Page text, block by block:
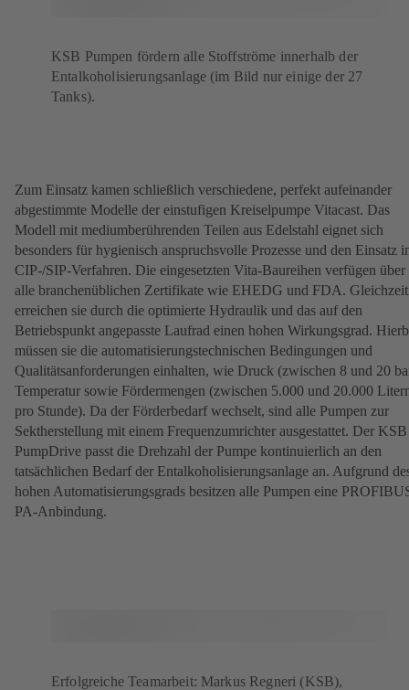
KSB Pumpen fördern alle Stoffströme innerhalb der
Entalkoholisierungsanlage (im Bild nur einige der 27
Tanks).
Zum Einsatz kamen schließlich verschiedene, perfekt aufeinander
abgestimmte Modelle der einstufigen Kreiselpumpe Vitacast. Das
Modell mit mediumberührenden Teilen aus Edelstahl eignet sich
besonders für hygienisch anspruchsvolle Prozesse und den Einsatz
CIP-/SIP-Verfahren. Die eingesetzten Vita-Baureihen verfügen über
alle branchenüblichen Zertifikate wie EHEDG und FDA.
erreichen sie durch die optimierte Hydraulik und das auf den
Betriebspunkt angepasste Laufrad einen hohen Wirkungsgrad.
müssen sie die automatisierungstechnischen Bedingungen und
Qualitätsanforderungen einhalten, wie Druck (zwischen 8 und 20
Temperatur sowie Fördermengen (zwischen 5.000 und 20.000
pro Stunde). Da der Förderbedarf wechselt, sind alle Pumpen zur
Sektherstellung mit einem Frequenzumrichter ausgestattet. Der KSB
PumpDrive passt die Drehzahl der Pumpe kontinuierlich an den
tatsächlichen Bedarf der Entalkoholisierungsanlage an. Aufgrund
hohen Automatisierungsgrads besitzen alle Pumpen eine
PA-Anbindung.
Erfolgreiche Teamarbeit: Markus Regneri (KSB),